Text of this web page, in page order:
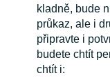
kladně, bude
průkaz, ale i
připravte i
budete chtít
chtít i: